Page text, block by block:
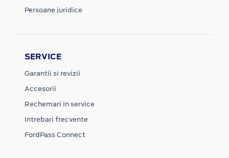
Persoane juridice
SERVICE
Garantii si revizii
Accesorii
Rechemari in service
Intrebari frecvente
FordPass Connect